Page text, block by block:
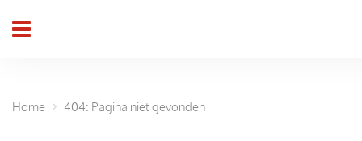
header_toggle_navigation
Home 404: Pagina niet gevonden